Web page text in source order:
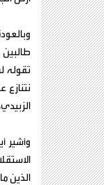
تقوله
وأشير
الذين